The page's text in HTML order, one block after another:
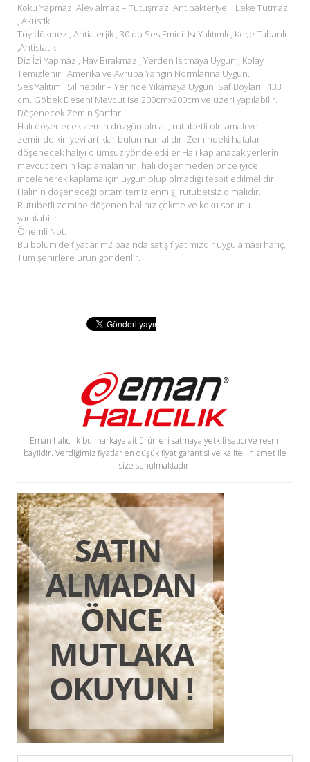
Koku Yapmaz Alev almaz – Tutuşmaz Antibakteriyel , Leke Tutmaz
, Akustik
Tüy dökmez , Antialerjik , 30 db Ses Emici Isı Yalıtımlı , Keçe Tabanlı
,Antistatik
Diz İzi Yapmaz , Hav Bırakmaz , Yerden Isıtmaya Uygun , Kolay
Temizlenir . Amerika ve Avrupa Yangın Normlarına Uygun.
Ses Yalıtımlı Silinebilir – Yerinde Yıkamaya Uygun Saf Boyları : 133
cm. Göbek Deseni Mevcut ise 200cmx200cm ve üzeri yapılabilir.
Döşenecek Zemin Şartları
Halı döşenecek zemin düzgün olmalı, rutubetli olmamalı ve
zeminde kimyevi artıklar bulunmamalıdır. Zemindeki hatalar
döşenecek halıyı olumsuz yönde etkiler.Halı kaplanacak yerlerin
mevcut zemin kaplamalarının, halı döşenmeden önce iyice
incelenerek kaplama için uygun olup olmadığı tespit edilmelidir.
Halının döşeneceği ortam temizlenmiş, rutubetsiz olmalıdır.
Rutubetli zemine döşenen halınız çekme ve koku sorunu
yaratabilir.
Önemli Not:
Bu bölüm’de fiyatlar m2 bazında satış fiyatımızdır uygulaması hariç,
Tüm şehirlere ürün gönderilir.
Eman halıcılık bu markaya ait ürünleri satmaya yetkili satıcı ve resmi
bayiidir. Verdiğimiz fiyatlar en düşük fiyat garantisi ve kaliteli hizmet ile
size sunulmaktadır.